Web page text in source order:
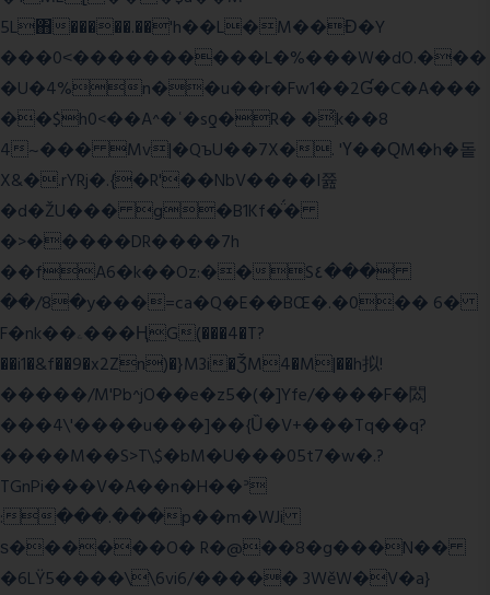
5L΋�����.��'h��L�M��Ɖ�Y
���0˂����������L�%���W�dO.���
�U�4%n��u��r�Fw1��2Ɠ�C�A���
��$h0<��A^�ʿ�sƍ�R� �͗k��8
4~��� Mv|�QъU��7X�. 'Ү��ԚM�h�돝
X&�.rYRj�.{�R'��NbV����I쯆
�d�ŽU��� g�B1Kf�̈́�
�>�����DR����7h
��fA6�k��Oz:��S٤���
��/8�y���=ca�Q�E��BŒ�.�0�� 6�
F�nk��ۦ���ҢG(���4�T?
��i1�&f��9�x2Zn)�}M3i�ǮM4�M|��h拟!
�����/M'Pb^jO��e�z5�(�]Yfe/����F�閦
���4\'����u���]��{Ȕ�V+���Tq��q?
����M��S>T\$�bM�U���05t7�w�.?
TGnPi���V�A��n�H��ᐣ
:���.���p��m�WJi
ѕ������O� R�@��8�g���N��
�6LŸ5����\\6vi6/����� 3WěW�V�a}